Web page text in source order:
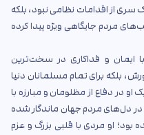
سری از اقدامات نظامی نبود، بلکه
مردم جایگاهی ویژه پیدا کرده
ایمان و فداکاری در سخت‌ترین
بلکه برای تمام مسلمانان دنیا
او در دفاع از مظلومان و مبارزه با
در دل‌های مردم جهان ماندگار شده
بود؛ او مردی با قلبی بزرگ و عزم